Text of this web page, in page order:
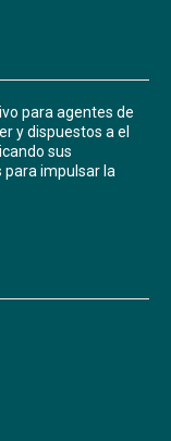
para agentes de
y dispuestos a el
sus
para impulsar la